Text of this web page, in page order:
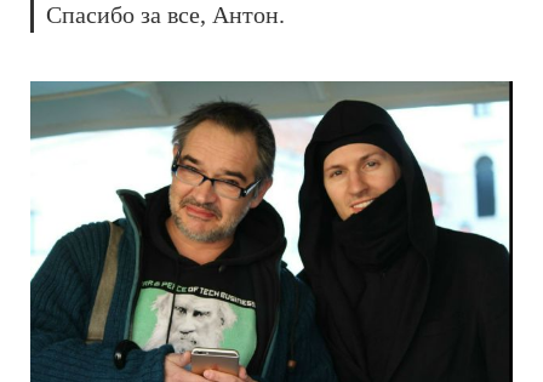
Спасибо за все, Антон.